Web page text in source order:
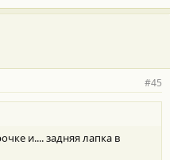
#45
и.... задняя лапка в